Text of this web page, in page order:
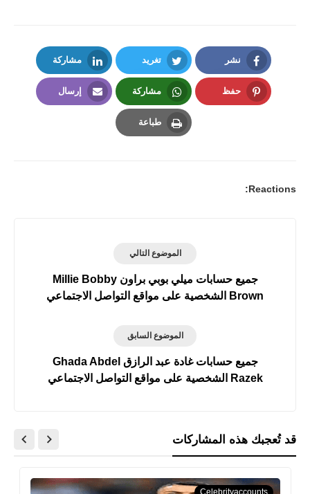
نشر
Facebook
تغريد
Twitter
مشاركة
LinkedIn
حفظ مشاركة
Whatsapp
إرسال
طباعة
Reactions:
الموضوع التالي
جميع حسابات ميلي بوبي براون Millie Bobby
Brown الشخصية على مواقع التواصل الاجتماعي
الموضوع السابق
جميع حسابات غادة عبد الرازق Ghada Abdel
Razek الشخصية على مواقع التواصل الاجتماعي
قد تُعجبك هذه المشاركات
Celebrityaccounts